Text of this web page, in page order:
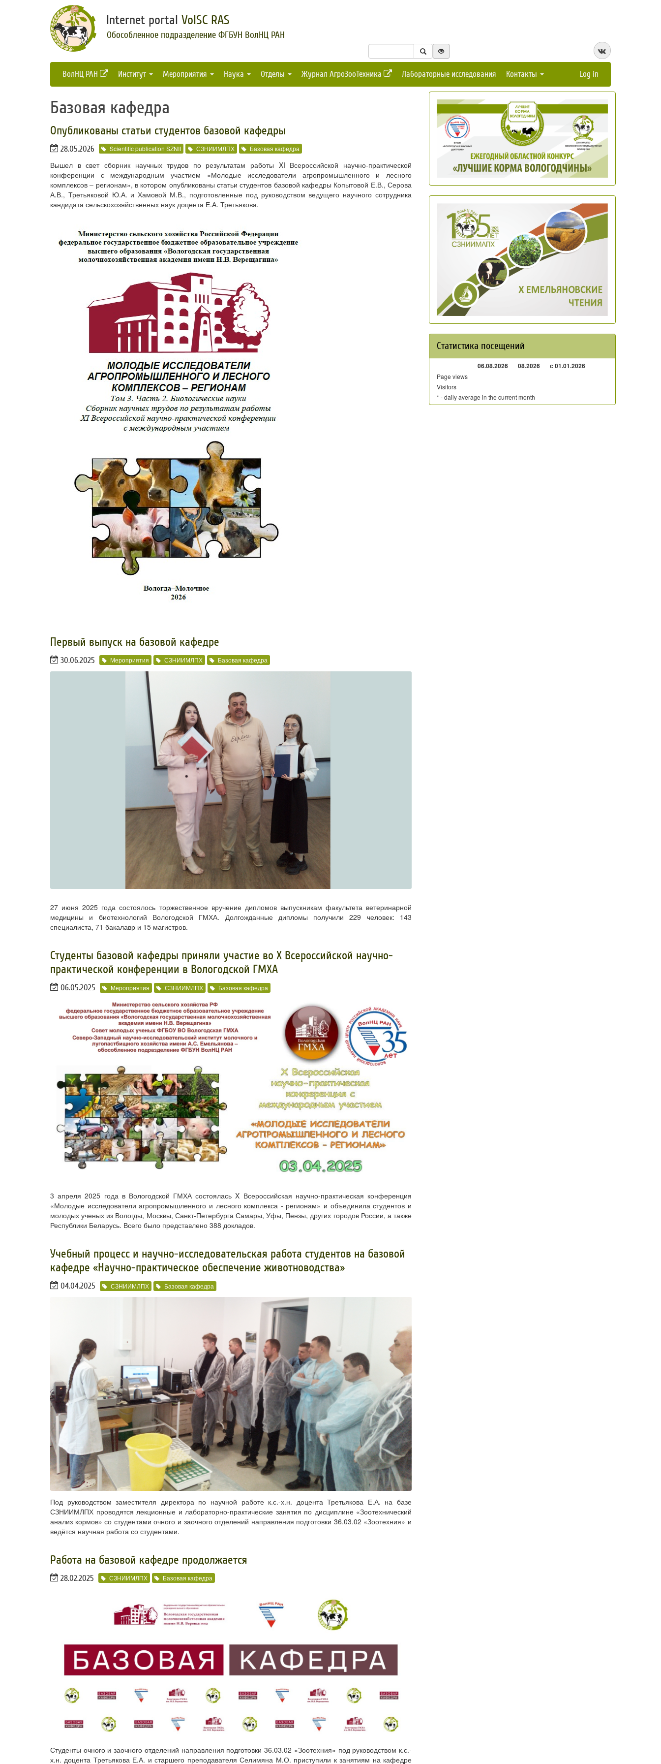
Internet portal VolSC RAS
Обособленное подразделение ФГБУН ВолНЦ РАН
ВолНЦ РАН Институт Мероприятия Наука Отделы Журнал АгроЗооТехника Лабораторные исследования Контакты Log in
Базовая кафедра
Опубликованы статьи студентов базовой кафедры
28.05.2026 Scientific publication SZNII СЗНИИМЛПХ Базовая кафедра
Вышел в свет сборник научных трудов по результатам работы XI Всероссийской научно-практической
конференции с международным участием «Молодые исследователи агропромышленного и лесного
комплексов – регионам», в котором опубликованы статьи студентов базовой кафедры Копытовой Е.В., Серова
А.В., Третьяковой Ю.А. и Хамовой М.В., подготовленные под руководством ведущего научного сотрудника
кандидата сельскохозяйственных наук доцента Е.А. Третьякова.
​Первый выпуск на базовой кафедре
30.06.2025 Мероприятия СЗНИИМЛПХ Базовая кафедра
27 июня 2025 года состоялось торжественное вручение дипломов выпускникам факультета ветеринарной
медицины и биотехнологий Вологодской ГМХА. Долгожданные дипломы получили 229 человек: 143
специалиста, 71 бакалавр и 15 магистров.
Студенты базовой кафедры приняли участие во X Всероссийской научно-
практической конференции в Вологодской ГМХА
06.05.2025 Мероприятия СЗНИИМЛПХ Базовая кафедра
3 апреля 2025 года в Вологодской ГМХА состоялась X Всероссийская научно-практическая конференция
«Молодые исследователи агропромышленного и лесного комплекса - регионам» и объединила студентов и
молодых ученых из Вологды, Москвы, Санкт-Петербурга Самары, Уфы, Пензы, других городов России, а также
Республики Беларусь. Всего было представлено 388 докладов.
​Учебный процесс и научно-исследовательская работа студентов на базовой
кафедре «Научно-практическое обеспечение животноводства»
04.04.2025 СЗНИИМЛПХ Базовая кафедра
Под руководством заместителя директора по научной работе к.с.-х.н. доцента Третьякова Е.А. на базе
СЗНИИМЛПХ проводятся лекционные и лабораторно-практические занятия по дисциплине «Зоотехнический
анализ кормов» со студентами очного и заочного отделений направления подготовки 36.03.02 «Зоотехния» и
ведётся научная работа со студентами.
Работа на базовой кафедре продолжается
28.02.2025 СЗНИИМЛПХ Базовая кафедра
Студенты очного и заочного отделений направления подготовки 36.03.02 «Зоотехния» под руководством к.с.-
х.н. доцента Третьякова Е.А. и старшего преподавателя Селимяна М.О. приступили к занятиям на кафедре
Статистика посещений
06.08.2026 08.2026 с 01.01.2026
Page views
Visitors
* - daily average in the current month